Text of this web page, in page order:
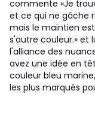
commente «Je
et ce qui ne gâche
mais le maintien
s'autre couleur.» et
l'alliance des
avez une idée en
couleur bleu
les plus marqués